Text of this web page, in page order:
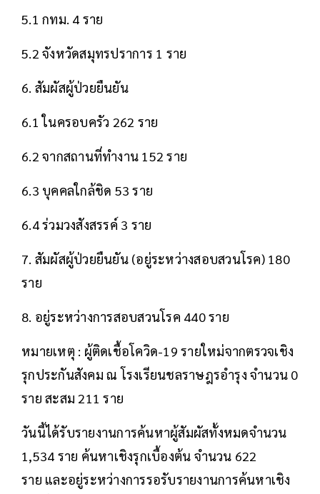
5.1 กทม. 4 ราย
5.2 จังหวัดสมุทรปราการ 1 ราย
6. สัมผัสผู้ป่วยยืนยัน
6.1 ในครอบครัว 262 ราย
6.2 จากสถานที่ทำงาน 152 ราย
6.3 บุคคลใกล้ชิด 53 ราย
6.4 ร่วมวงสังสรรค์ 3 ราย
7. สัมผัสผู้ป่วยยืนยัน (อยู่ระหว่างสอบสวนโรค) 180
ราย
8. อยู่ระหว่างการสอบสวนโรค 440 ราย
หมายเหตุ : ผู้ติดเชื้อโควิด-19 รายใหม่จากตรวจเชิง
รุกประกันสังคม ณ โรงเรียนชลราษฎรอำรุง จำนวน 0
ราย สะสม 211 ราย
วันนี้ได้รับรายงานการค้นหาผู้สัมผัสทั้งหมดจำนวน
1,534 ราย ค้นหาเชิงรุกเบื้องต้น จำนวน 622
ราย และอยู่ระหว่างการรอรับรายงานการค้นหาเชิง